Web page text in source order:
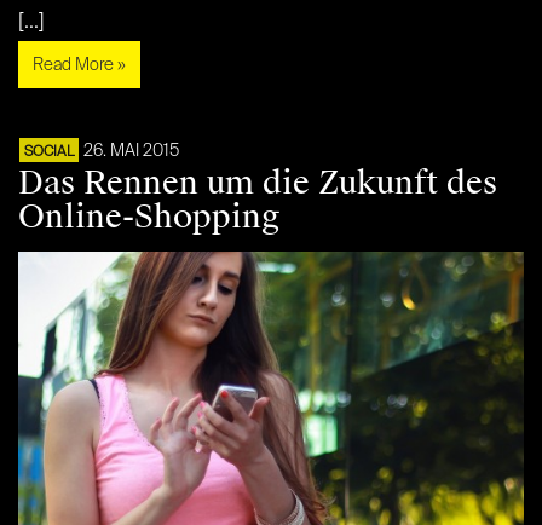
[...]
Read More »
SOCIAL 26. MAI 2015
Das Rennen um die Zukunft des
Online-Shopping